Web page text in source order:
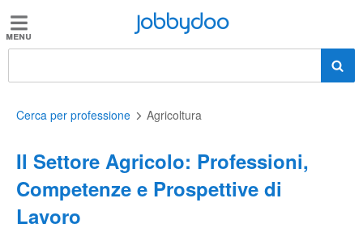
Jobbydoo
lavoro
Stipendi
Jobbydoo
Cerca per professione Agricoltura
Il Settore Agricolo: Professioni,
Competenze e Prospettive di
Lavoro